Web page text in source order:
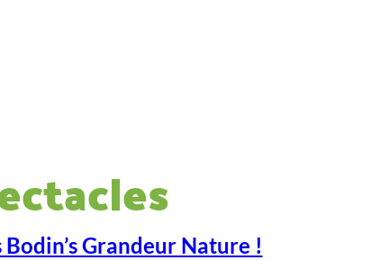
Bodin’s Grandeur Nature !